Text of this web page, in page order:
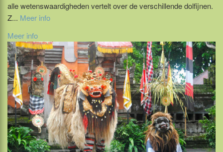
alle wetenswaardigheden vertelt over de verschillende dolfijnen.
Z... Meer info
Meer info